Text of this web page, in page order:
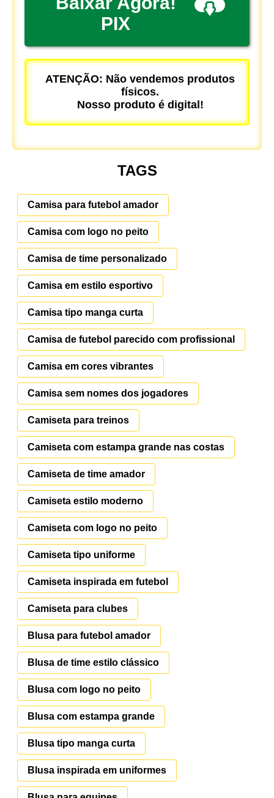
PIX
ATENÇÃO: Não vendemos produtos
físicos.
Nosso produto é digital!
TAGS
Camisa para futebol amador
Camisa com logo no peito
Camisa de time personalizado
Camisa em estilo esportivo
Camisa tipo manga curta
Camisa de futebol parecido com profissional
Camisa em cores vibrantes
Camisa sem nomes dos jogadores
Camiseta para treinos
Camiseta com estampa grande nas costas
Camiseta de time amador
Camiseta estilo moderno
Camiseta com logo no peito
Camiseta tipo uniforme
Camiseta inspirada em futebol
Camiseta para clubes
Blusa para futebol amador
Blusa de time estilo clássico
Blusa com logo no peito
Blusa com estampa grande
Blusa tipo manga curta
Blusa inspirada em uniformes